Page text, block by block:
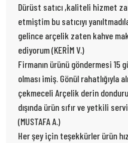
Dürüst satıcı ,kaliteli hizmet
etmiştim bu satıcıyı
gelince arçelik zaten kahve
ediyorum (KERİM V.)
Firmanın ürünü göndermesi 15
olması imiş. Gönül rahatlığıyla
çekmeceli Arçelik derin
dışında ürün sıfır ve yetkili
(MUSTAFA A.)
Her şey için teşekkürler ürün